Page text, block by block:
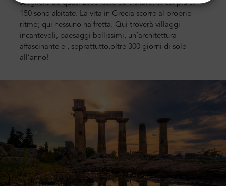
scegliere traquasi 2000 isole davisitare, di cui più di
150 sono abitate. La vita in Grecia scorre al proprio
ritmo; qui nessuno ha fretta. Qui troverà villaggi
incantevoli, paesaggi bellissimi, un’architettura
affascinante e , soprattutto,oltre 300 giorni di sole
all’anno!